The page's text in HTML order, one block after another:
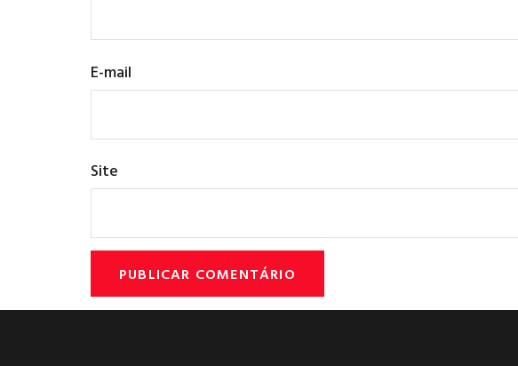
E-mail
Site